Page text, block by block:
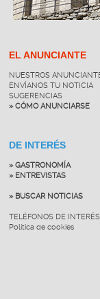
EL ANUNCIANTE
NUESTROS
ENVÍANOS TU NOTICIA
SUGERENCIAS
» CÓMO ANUNCIARSE
DE INTERÉS
» GASTRONOMÍA
» ENTREVISTAS
» BUSCAR NOTICIAS
TELÉFONOS DE INTERÉS
Política de cookies